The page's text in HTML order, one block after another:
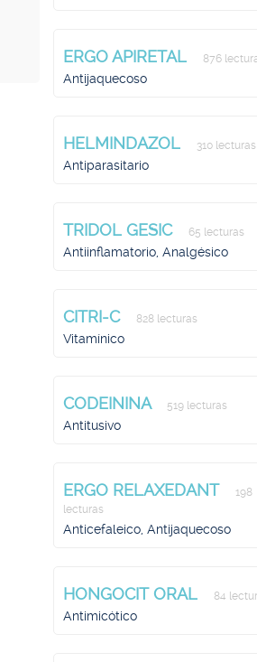
ERGO APIRETAL 876
Antijaquecoso
HELMINDAZOL 310 lecturas
Antiparasitario
TRIDOL GESIC 65 lecturas
Antiinflamatorio, Analgésico
CITRI-C 828 lecturas
Vitamínico
CODEININA 519 lecturas
Antitusivo
ERGO RELAXEDANT
198
lecturas
Anticefaleico, Antijaquecoso
HONGOCIT ORAL 84
Antimicótico